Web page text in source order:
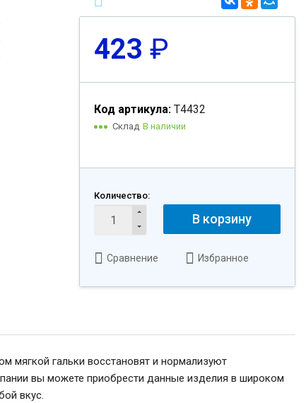
423 ₽
Код артикула: Т4432
Склад В наличии
Количество:
В корзину
Сравнение Избранное
мягкой гальки восстановят и нормализуют
вы можете приобрести данные изделия в широком
вкус.